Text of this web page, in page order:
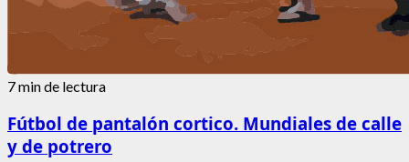
7 min de lectura
Fútbol de pantalón cortico. Mundiales de calle
y de potrero